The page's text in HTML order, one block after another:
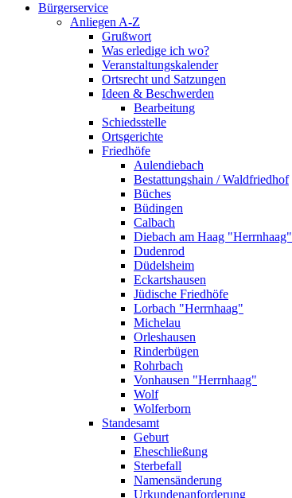
Bürgerservice
Anliegen A-Z
Grußwort
Was erledige ich wo?
Veranstaltungskalender
Ortsrecht und Satzungen
Ideen & Beschwerden
Bearbeitung
Schiedsstelle
Ortsgerichte
Friedhöfe
Aulendiebach
Bestattungshain / Waldfriedhof
Büches
Büdingen
Calbach
Diebach am Haag "Herrnhaag"
Dudenrod
Düdelsheim
Eckartshausen
Jüdische Friedhöfe
Lorbach "Herrnhaag"
Michelau
Orleshausen
Rinderbügen
Rohrbach
Vonhausen "Herrnhaag"
Wolf
Wolferborn
Standesamt
Geburt
Eheschließung
Sterbefall
Namensänderung
Urkundenanforderung